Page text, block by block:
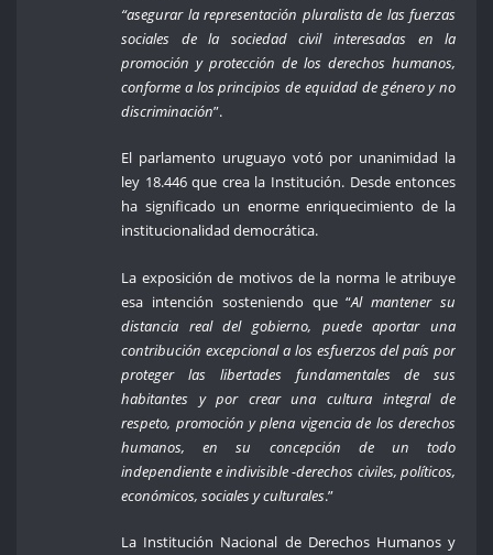
“asegurar la representación pluralista de las fuerzas
sociales de la sociedad civil interesadas en la
promoción y protección de los derechos humanos,
conforme a los principios de equidad de género y no
discriminación”.
El parlamento uruguayo votó por unanimidad la
ley 18.446 que crea la Institución. Desde entonces
ha significado un enorme enriquecimiento de la
institucionalidad democrática.
La exposición de motivos de la norma le atribuye
esa intención sosteniendo que “Al mantener su
distancia real del gobierno, puede aportar una
contribución excepcional a los esfuerzos del país por
proteger las libertades fundamentales de sus
habitantes y por crear una cultura integral de
respeto, promoción y plena vigencia de los derechos
humanos, en su concepción de un todo
independiente e indivisible -derechos civiles, políticos,
económicos, sociales y culturales.”
La Institución Nacional de Derechos Humanos y